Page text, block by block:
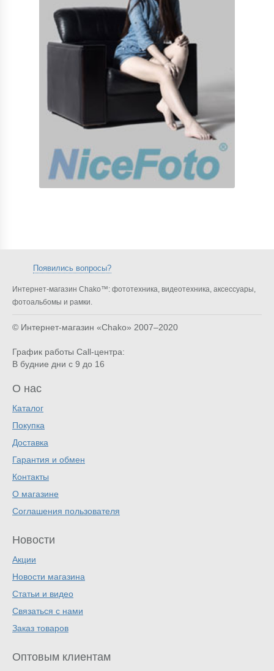
Появились вопросы?
Интернет-магазин Chako™: фототехника, видеотехника, аксессуары,
фотоальбомы и рамки.
© Интернет-магазин «Chako» 2007–2020
График работы Call-центра:
В будние дни с 9 до 16
О нас
Каталог
Покупка
Доставка
Гарантия и обмен
Контакты
О магазине
Соглашения пользователя
Новости
Акции
Новости магазина
Статьи и видео
Связаться с нами
Заказ товаров
Оптовым клиентам